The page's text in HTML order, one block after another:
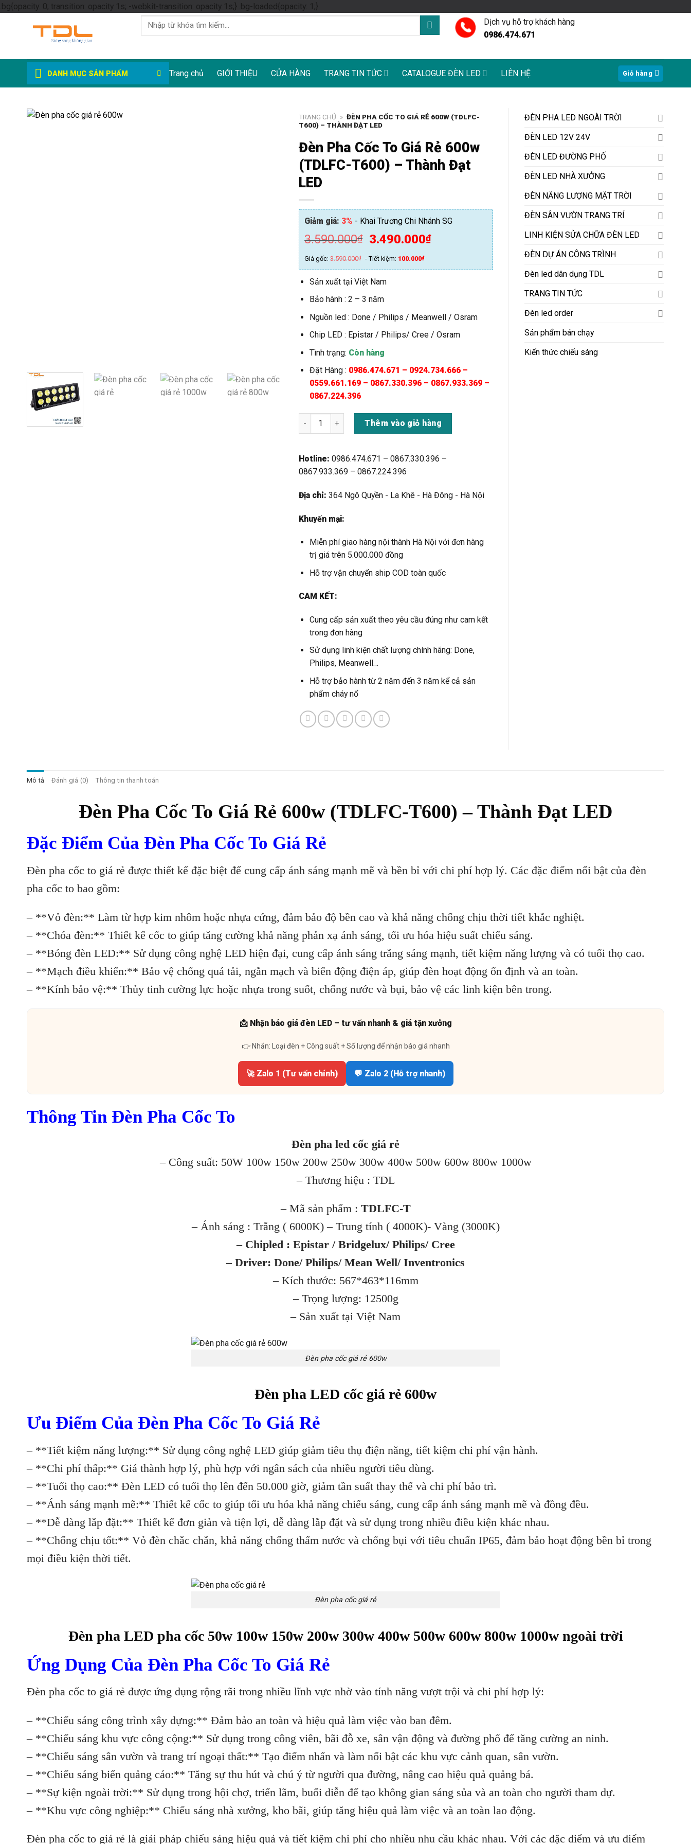
.bg{opacity: 0; transition: opacity 1s; -webkit-transition: opacity 1s;} .bg-loaded{opacity: 1;}Skip
to
Tìm
kiếm:
Dịch vụ hỗ trợ khách hàng
0986.474.671
DANH MỤC SẢN PHẨM Trang chủ GIỚI THIỆU CỬA HÀNG TRANG TIN TỨC CATALOGUE ĐÈN LED LIÊN HỆ Giỏ hàng
TRANG CHỦ » ĐÈN PHA CỐC TO GIÁ RẺ 600W (TDLFC-
T600) – THÀNH ĐẠT LED
Đèn Pha Cốc To Giá Rẻ 600w
(TDLFC-T600) – Thành Đạt
LED
Giảm giá: 3% - Khai Trương Chi Nhánh SG
3.590.000₫
Giá
là:
3.590.000₫.
3.490.000₫Giá
là:
Giá gốc:3.590.000₫ - Tiết kiệm: 100.000₫
Sản xuất tại Việt Nam
Bảo hành : 2 – 3 năm
Nguồn led : Done / Philips / Meanwell / Osram
Chip LED : Epistar / Philips/ Cree / Osram
Tình trạng: Còn hàng
Đặt Hàng : 0986.474.671 – 0924.734.666 –
0559.661.169 – 0867.330.396 – 0867.933.369 –
0867.224.396
Đèn Pha Cốc To Giá Rẻ 600w (TDLFC-T600) - Thành Đạt LED số lượng
Thêm vào giỏ hàng
Hotline: 0986.474.671 – 0867.330.396 –
0867.933.369 – 0867.224.396
Địa chỉ: 364 Ngô Quyền - La Khê - Hà Đông - Hà Nội
Khuyến mại:
Miễn phí giao hàng nội thành Hà Nội với đơn hàng
trị giá trên 5.000.000 đồng
Hỗ trợ vận chuyển ship COD toàn quốc
CAM KẾT:
Cung cấp sản xuất theo yêu cầu đúng như cam kết
trong đơn hàng
Sử dụng linh kiện chất lượng chính hãng: Done,
Philips, Meanwell…
Hỗ trợ bảo hành từ 2 năm đến 3 năm kể cả sản
phẩm cháy nổ
ĐÈN PHA LED NGOÀI TRỜI
ĐÈN LED 12V 24V
ĐÈN LED ĐƯỜNG PHỐ
ĐÈN LED NHÀ XƯỞNG
ĐÈN NĂNG LƯỢNG MẶT TRỜI
ĐÈN SÂN VƯỜN TRANG TRÍ
LINH KIỆN SỬA CHỮA ĐÈN LED
ĐÈN DỰ ÁN CÔNG TRÌNH
Đèn led dân dụng TDL
TRANG TIN TỨC
Đèn led order
Sản phẩm bán chạy
Kiến thức chiếu sáng
Mô tả Đánh giá (0) Thông tin thanh toán
Đèn Pha Cốc To Giá Rẻ 600w (TDLFC-T600) – Thành Đạt LED
Đặc Điểm Của Đèn Pha Cốc To Giá Rẻ
Đèn pha cốc to giá rẻ được thiết kế đặc biệt để cung cấp ánh sáng mạnh mẽ và bền bỉ với chi phí hợp lý. Các đặc điểm nổi bật của đèn
pha cốc to bao gồm:
– **Vỏ đèn:** Làm từ hợp kim nhôm hoặc nhựa cứng, đảm bảo độ bền cao và khả năng chống chịu thời tiết khắc nghiệt.
– **Chóa đèn:** Thiết kế cốc to giúp tăng cường khả năng phản xạ ánh sáng, tối ưu hóa hiệu suất chiếu sáng.
– **Bóng đèn LED:** Sử dụng công nghệ LED hiện đại, cung cấp ánh sáng trắng sáng mạnh, tiết kiệm năng lượng và có tuổi thọ cao.
– **Mạch điều khiển:** Bảo vệ chống quá tải, ngắn mạch và biến động điện áp, giúp đèn hoạt động ổn định và an toàn.
– **Kính bảo vệ:** Thủy tinh cường lực hoặc nhựa trong suốt, chống nước và bụi, bảo vệ các linh kiện bên trong.
📩 Nhận báo giá đèn LED – tư vấn nhanh & giá tận xưởng
👉 Nhắn: Loại đèn + Công suất + Số lượng để nhận báo giá nhanh
🚀 Zalo 1 (Tư vấn chính) 💬 Zalo 2 (Hỗ trợ nhanh)
Thông Tin Đèn Pha Cốc To
Đèn pha led cốc giá rẻ
– Công suất: 50W 100w 150w 200w 250w 300w 400w 500w 600w 800w 1000w
– Thương hiệu : TDL
– Mã sản phẩm : TDLFC-T
– Ánh sáng : Trắng ( 6000K) – Trung tính ( 4000K)- Vàng (3000K)
– Chipled : Epistar / Bridgelux/ Philips/ Cree
– Driver: Done/ Philips/ Mean Well/ Inventronics
– Kích thước: 567*463*116mm
– Trọng lượng: 12500g
– Sản xuất tại Việt Nam
Đèn pha cốc giá rẻ 600w
Đèn pha LED cốc giá rẻ 600w
Ưu Điểm Của Đèn Pha Cốc To Giá Rẻ
– **Tiết kiệm năng lượng:** Sử dụng công nghệ LED giúp giảm tiêu thụ điện năng, tiết kiệm chi phí vận hành.
– **Chi phí thấp:** Giá thành hợp lý, phù hợp với ngân sách của nhiều người tiêu dùng.
– **Tuổi thọ cao:** Đèn LED có tuổi thọ lên đến 50.000 giờ, giảm tần suất thay thế và chi phí bảo trì.
– **Ánh sáng mạnh mẽ:** Thiết kế cốc to giúp tối ưu hóa khả năng chiếu sáng, cung cấp ánh sáng mạnh mẽ và đồng đều.
– **Dễ dàng lắp đặt:** Thiết kế đơn giản và tiện lợi, dễ dàng lắp đặt và sử dụng trong nhiều điều kiện khác nhau.
– **Chống chịu tốt:** Vỏ đèn chắc chắn, khả năng chống thấm nước và chống bụi với tiêu chuẩn IP65, đảm bảo hoạt động bền bỉ trong
mọi điều kiện thời tiết.
Đèn pha cốc giá rẻ
Đèn pha LED pha cốc 50w 100w 150w 200w 300w 400w 500w 600w 800w 1000wngoài trời
Ứng Dụng Của Đèn Pha Cốc To Giá Rẻ
Đèn pha cốc to giá rẻ được ứng dụng rộng rãi trong nhiều lĩnh vực nhờ vào tính năng vượt trội và chi phí hợp lý:
– **Chiếu sáng công trình xây dựng:** Đảm bảo an toàn và hiệu quả làm việc vào ban đêm.
– **Chiếu sáng khu vực công cộng:** Sử dụng trong công viên, bãi đỗ xe, sân vận động và đường phố để tăng cường an ninh.
– **Chiếu sáng sân vườn và trang trí ngoại thất:** Tạo điểm nhấn và làm nổi bật các khu vực cảnh quan, sân vườn.
– **Chiếu sáng biển quảng cáo:** Tăng sự thu hút và chú ý từ người qua đường, nâng cao hiệu quả quảng bá.
– **Sự kiện ngoài trời:** Sử dụng trong hội chợ, triển lãm, buổi diễn để tạo không gian sáng sủa và an toàn cho người tham dự.
– **Khu vực công nghiệp:** Chiếu sáng nhà xưởng, kho bãi, giúp tăng hiệu quả làm việc và an toàn lao động.
Đèn pha cốc to giá rẻ là giải pháp chiếu sáng hiệu quả và tiết kiệm chi phí cho nhiều nhu cầu khác nhau. Với các đặc điểm và ưu điểm